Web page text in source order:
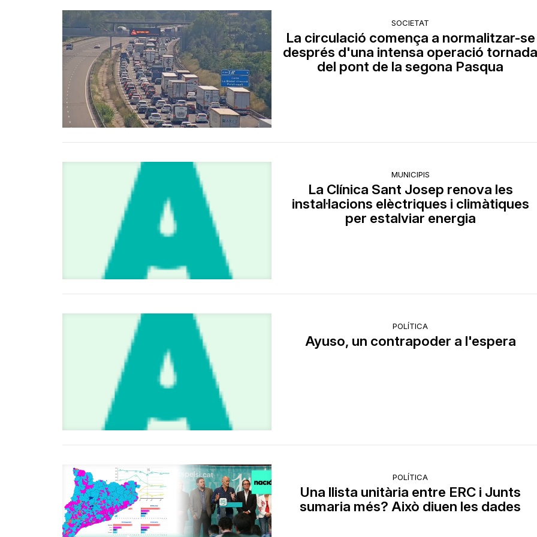
SOCIETAT
La circulació comença a normalitzar-se
després d'una intensa operació
del pont de la segona Pasqua
MUNICIPIS
La Clínica Sant Josep renova les
instal·lacions elèctriques i climàtiques
per estalviar energia
POLÍTICA
Ayuso, un contrapoder a l'espera
POLÍTICA
Una llista unitària entre ERC i Junts
sumaria més? Això diuen les dades